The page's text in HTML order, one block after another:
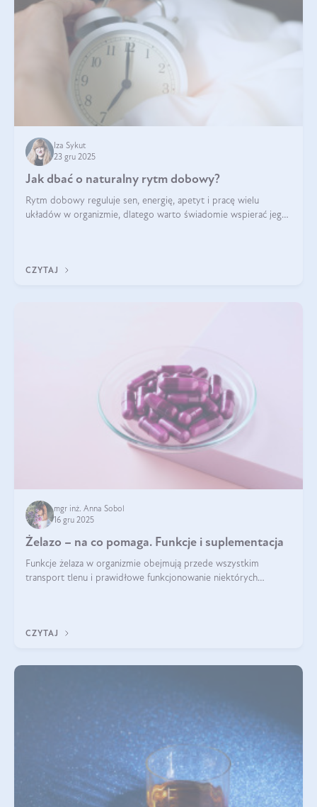
Iza Sykut
23 gru 2025
Jak dbać o naturalny rytm dobowy?
Rytm dobowy reguluje sen, energię, apetyt i pracę wielu
układów w organizmie, dlatego warto świadomie wspierać jego
CZYTAJ
mgr inż. Anna Sobol
16 gru 2025
Żelazo – na co pomaga. Funkcje i suplementacja
Funkcje żelaza w organizmie obejmują przede wszystkim
transport tlenu i prawidłowe funkcjonowanie niektórych
CZYTAJ